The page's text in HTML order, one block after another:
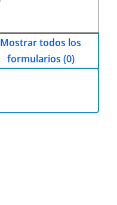
Mostrar todos los
formularios (0)